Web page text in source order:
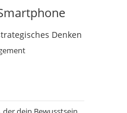
Denken